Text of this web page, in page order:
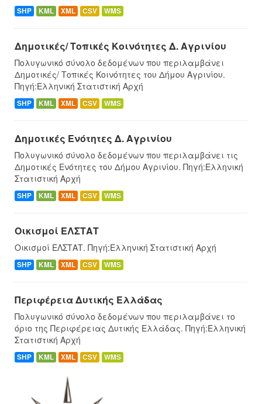
SHP KML XML CSV WMS
Δημοτικές/ Τοπικές Κοινότητες Δ. Αγρινίου
Πολυγωνικό σύνολο δεδομένων που περιλαμβάνει
Δημοτικές/ Τοπικές Κοινότητες του Δήμου Αγρινίου.
Πηγή:Ελληνική Στατιστική Αρχή
SHP KML XML CSV WMS
Δημοτικές Ενότητες Δ. Αγρινίου
Πολυγωνικό σύνολο δεδομένων που περιλαμβάνει τις
Δημοτικές Ενότητες του Δήμου Αγρινίου. Πηγή:Ελληνική
Στατιστική Αρχή
SHP KML XML CSV WMS
Οικισμοί ΕΛΣΤΑΤ
Οικισμοί ΕΛΣΤΑΤ. Πηγή:Ελληνική Στατιστική Αρχή
SHP KML XML CSV WMS
Περιφέρεια Δυτικής Ελλάδας
Πολυγωνικό σύνολο δεδομένων που περιλαμβάνει το
όριο της Περιφέρειας Δυτικής Ελλάδας. Πηγή:Ελληνική
Στατιστική Αρχή
SHP KML XML CSV WMS